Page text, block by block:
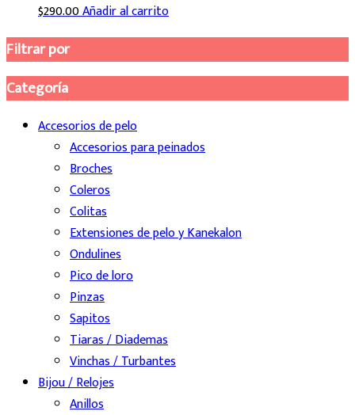
$290.00Añadir al carrito
Filtrar por
Categoría
Accesorios de pelo
Accesorios para peinados
Broches
Coleros
Colitas
Extensiones de pelo y Kanekalon
Ondulines
Pico de loro
Pinzas
Sapitos
Tiaras / Diademas
Vinchas / Turbantes
Bijou / Relojes
Anillos